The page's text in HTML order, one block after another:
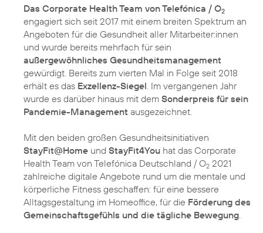
Das Corporate Health Team von Telefónica / O2
engagiert sich seit 2017 mit einem breiten Spektrum an
Angeboten für die Gesundheit aller Mitarbeiter:innen
und wurde bereits mehrfach für sein
außergewöhnliches Gesundheitsmanagement
gewürdigt. Bereits zum vierten Mal in Folge seit 2018
erhält es das Exzellenz-Siegel. Im vergangenen Jahr
wurde es darüber hinaus mit dem Sonderpreis für sein
Pandemie-Management ausgezeichnet.
Mit den beiden großen Gesundheitsinitiativen
StayFit@Home und StayFit4You hat das Corporate
Health Team von Telefónica Deutschland / O2 2021
zahlreiche digitale Angebote rund um die mentale und
körperliche Fitness geschaffen: für eine bessere
Alltagsgestaltung im Homeoffice, für die Förderung des
Gemeinschaftsgefühls und die tägliche Bewegung.